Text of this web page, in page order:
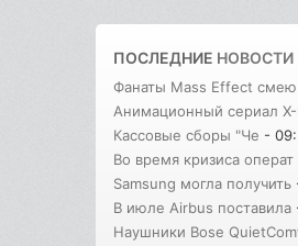
ПОСЛЕДНИЕ НОВОСТИ
Фанаты Mass Effect смею
Анимационный сериал
Кассовые сборы "Че -
Во время кризиса операт
Samsung могла получить
В июле Airbus поставила
Наушники Bose